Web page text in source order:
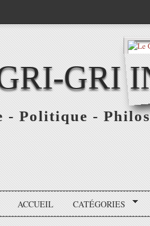
GRI
Politique -
ACCUEIL CATÉGORIES